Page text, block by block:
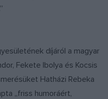
díjáról a magyar
Fekete Ibolya és Kocsis
Hatházi Rebeka
„friss humoráért,